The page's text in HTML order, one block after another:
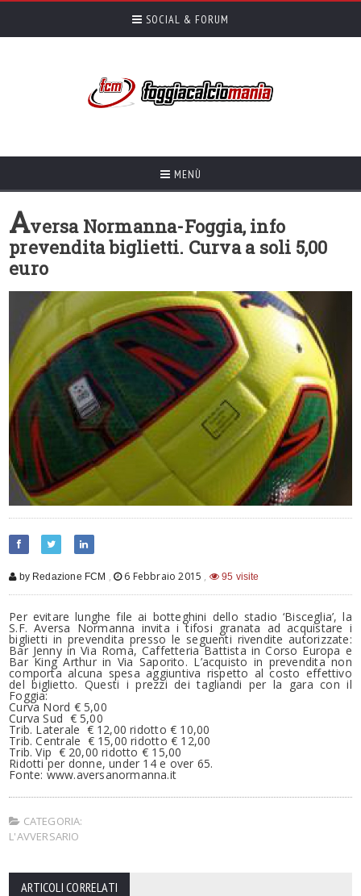
SOCIAL & FORUM
MENÙ
Aversa Normanna-Foggia, info
prevendita biglietti. Curva a soli 5,00
euro
by Redazione FCM , 6 Febbraio 2015 , 95 visite
Per evitare lunghe file ai botteghini dello stadio ‘Bisceglia’, la
S.F. Aversa Normanna invita i tifosi granata ad acquistare i
biglietti in prevendita presso le seguenti rivendite autorizzate:
Bar Jenny in Via Roma, Caffetteria Battista in Corso Europa e
Bar King Arthur in Via Saporito. L’acquisto in prevendita non
comporta alcuna spesa aggiuntiva rispetto al costo effettivo
del biglietto. Questi i prezzi dei tagliandi per la gara con il
Foggia:
Curva Nord € 5,00
Curva Sud € 5,00
Trib. Laterale € 12,00 ridotto € 10,00
Trib. Centrale € 15,00 ridotto € 12,00
Trib. Vip € 20,00 ridotto € 15,00
Ridotti per donne, under 14 e over 65.
Fonte: www.aversanormanna.it
CATEGORIA:
L'AVVERSARIO
ARTICOLI CORRELATI